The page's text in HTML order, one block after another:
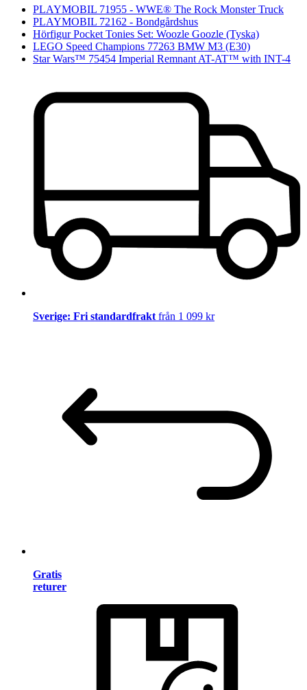
PLAYMOBIL 71955 - WWE® The Rock Monster Truck
PLAYMOBIL 72162 - Bondgårdshus
Hörfigur Pocket Tonies Set: Woozle Goozle (Tyska)
LEGO Speed Champions 77263 BMW M3 (E30)
Star Wars™ 75454 Imperial Remnant AT-AT™ with INT-4
Sverige: Fri standardfrakt från 1 099 kr
Gratis
returer